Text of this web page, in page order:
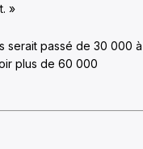
»
serait passé de 30 000 à
plus de 60 000